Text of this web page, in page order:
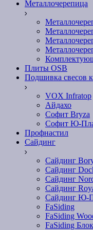
Металлочерепица
Плиты OSB
Подшивка свесов
VOX Infratop
Айдахо
Софит Bryza
Софит Ю-
Профнастил
Сайдинг
Сайдинг
Сайдинг
Сайдинг
Сайдинг
Сайдинг Ю-
FaSiding
FaSiding
FaSiding